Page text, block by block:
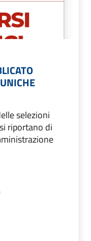
selezioni
riportano di